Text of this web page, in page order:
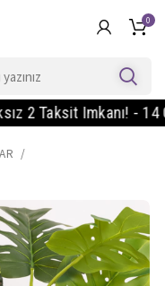
0
Imkanı! - 14 Gün